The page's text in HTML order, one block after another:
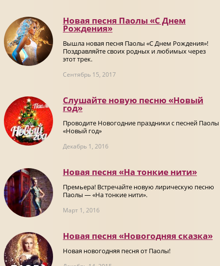
Новая песня Паолы «С Днем
Рождения»
Вышла новая песня Паолы «С Днем Рождения»!
Поздравляйте своих родных и любимых через
этот трек.
Сентябрь 15, 2017
Слушайте новую песню «Новый
год»
Проводите Новогодние праздники с песней Паолы
«Новый год»
Декабрь 1, 2016
Новая песня «На тонкие нити»
Премьера! Встречайте новую лирическую песню
Паолы — «На тонкие нити».
Март 1, 2016
Новая песня «Новогодняя сказка»
Новая новогодняя песня от Паолы!